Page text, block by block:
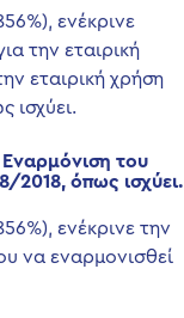
ενέκρινε
την εταιρική
εταιρική χρήση
ισχύει.
του
2018, όπως ισχύει.
ενέκρινε την
να εναρμονισθεί